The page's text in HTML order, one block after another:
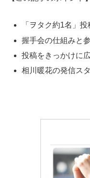
「ヲタク約1名」
握手会の仕組みと
投稿をきっかけに
相川暖花の発信ス